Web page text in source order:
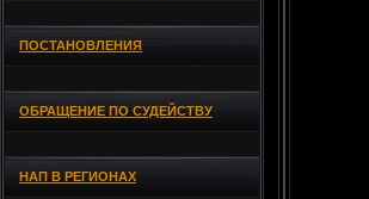
ПОСТАНОВЛЕНИЯ
ОБРАЩЕНИЕ ПО СУДЕЙСТВУ
НАП В РЕГИОНАХ